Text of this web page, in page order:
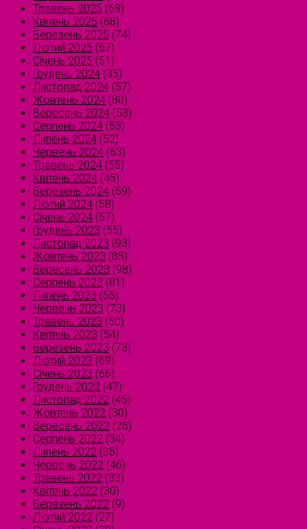
Травень 2025 (68)
Квітень 2025 (68)
Березень 2025 (74)
Лютий 2025 (67)
Січень 2025 (51)
Грудень 2024 (35)
Листопад 2024 (57)
Жовтень 2024 (80)
Вересень 2024 (53)
Серпень 2024 (53)
Липень 2024 (52)
Червень 2024 (63)
Травень 2024 (55)
Квітень 2024 (45)
Березень 2024 (59)
Лютий 2024 (58)
Січень 2024 (57)
Грудень 2023 (55)
Листопад 2023 (93)
Жовтень 2023 (85)
Вересень 2023 (98)
Серпень 2023 (81)
Липень 2023 (55)
Червень 2023 (73)
Травень 2023 (50)
Квітень 2023 (54)
Березень 2023 (73)
Лютий 2023 (69)
Січень 2023 (66)
Грудень 2022 (47)
Листопад 2022 (45)
Жовтень 2022 (30)
Вересень 2022 (26)
Серпень 2022 (34)
Липень 2022 (35)
Червень 2022 (46)
Травень 2022 (33)
Квітень 2022 (30)
Березень 2022 (9)
Лютий 2022 (27)